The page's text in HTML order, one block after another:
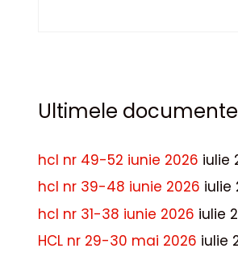
Ultimele documente
hcl nr 49-52 iunie 2026 iulie
hcl nr 39-48 iunie 2026 iulie
hcl nr 31-38 iunie 2026 iulie
HCL nr 29-30 mai 2026 iulie